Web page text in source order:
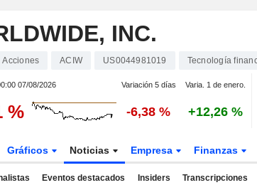
INC.
Acciones ACIW US0044981019 Tecnología
07/08/2026 Variación 5 días Varia. 1 de enero.
% -6,38 % +12,26 %
Gráficos Noticias Empresa Finanzas
Eventos destacados Insiders Transcripciones